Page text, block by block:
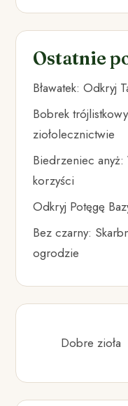
Ostatnie
Bławatek: Odkryj
Bobrek
ziołolecznictwie
Biedrzeniec anyż:
korzyści
Odkryj Potęgę
Bez czarny:
ogrodzie
Dobre zioła